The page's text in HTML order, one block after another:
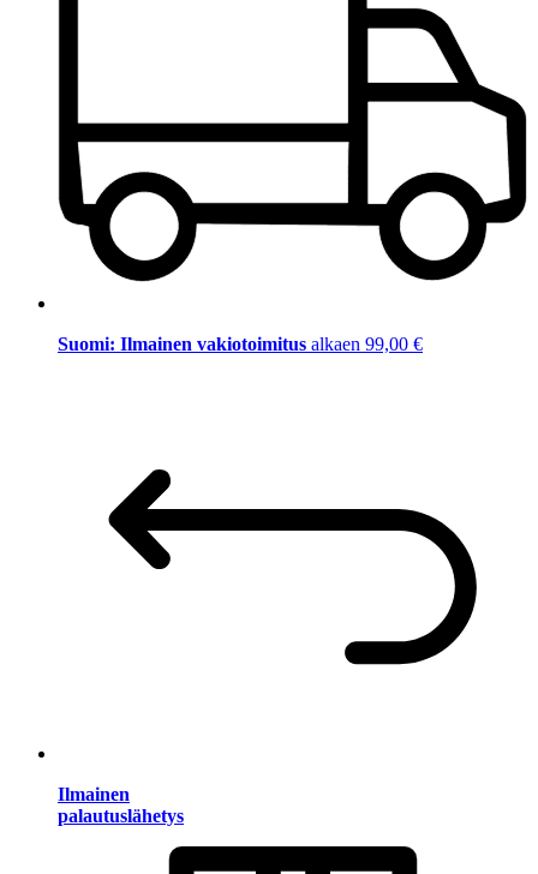
Suomi: Ilmainen vakiotoimitus alkaen 99,00 €
Ilmainen
palautuslähetys